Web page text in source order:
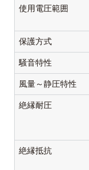
使用電圧範囲
保護方式
騒音特性
風量～静圧特性
絶縁耐圧
絶縁抵抗